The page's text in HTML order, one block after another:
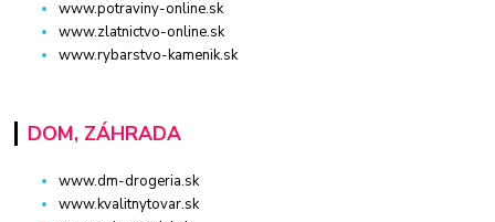
www.potraviny-online.sk
www.zlatnictvo-online.sk
www.rybarstvo-kamenik.sk
DOM, ZÁHRADA
www.dm-drogeria.sk
www.kvalitnytovar.sk